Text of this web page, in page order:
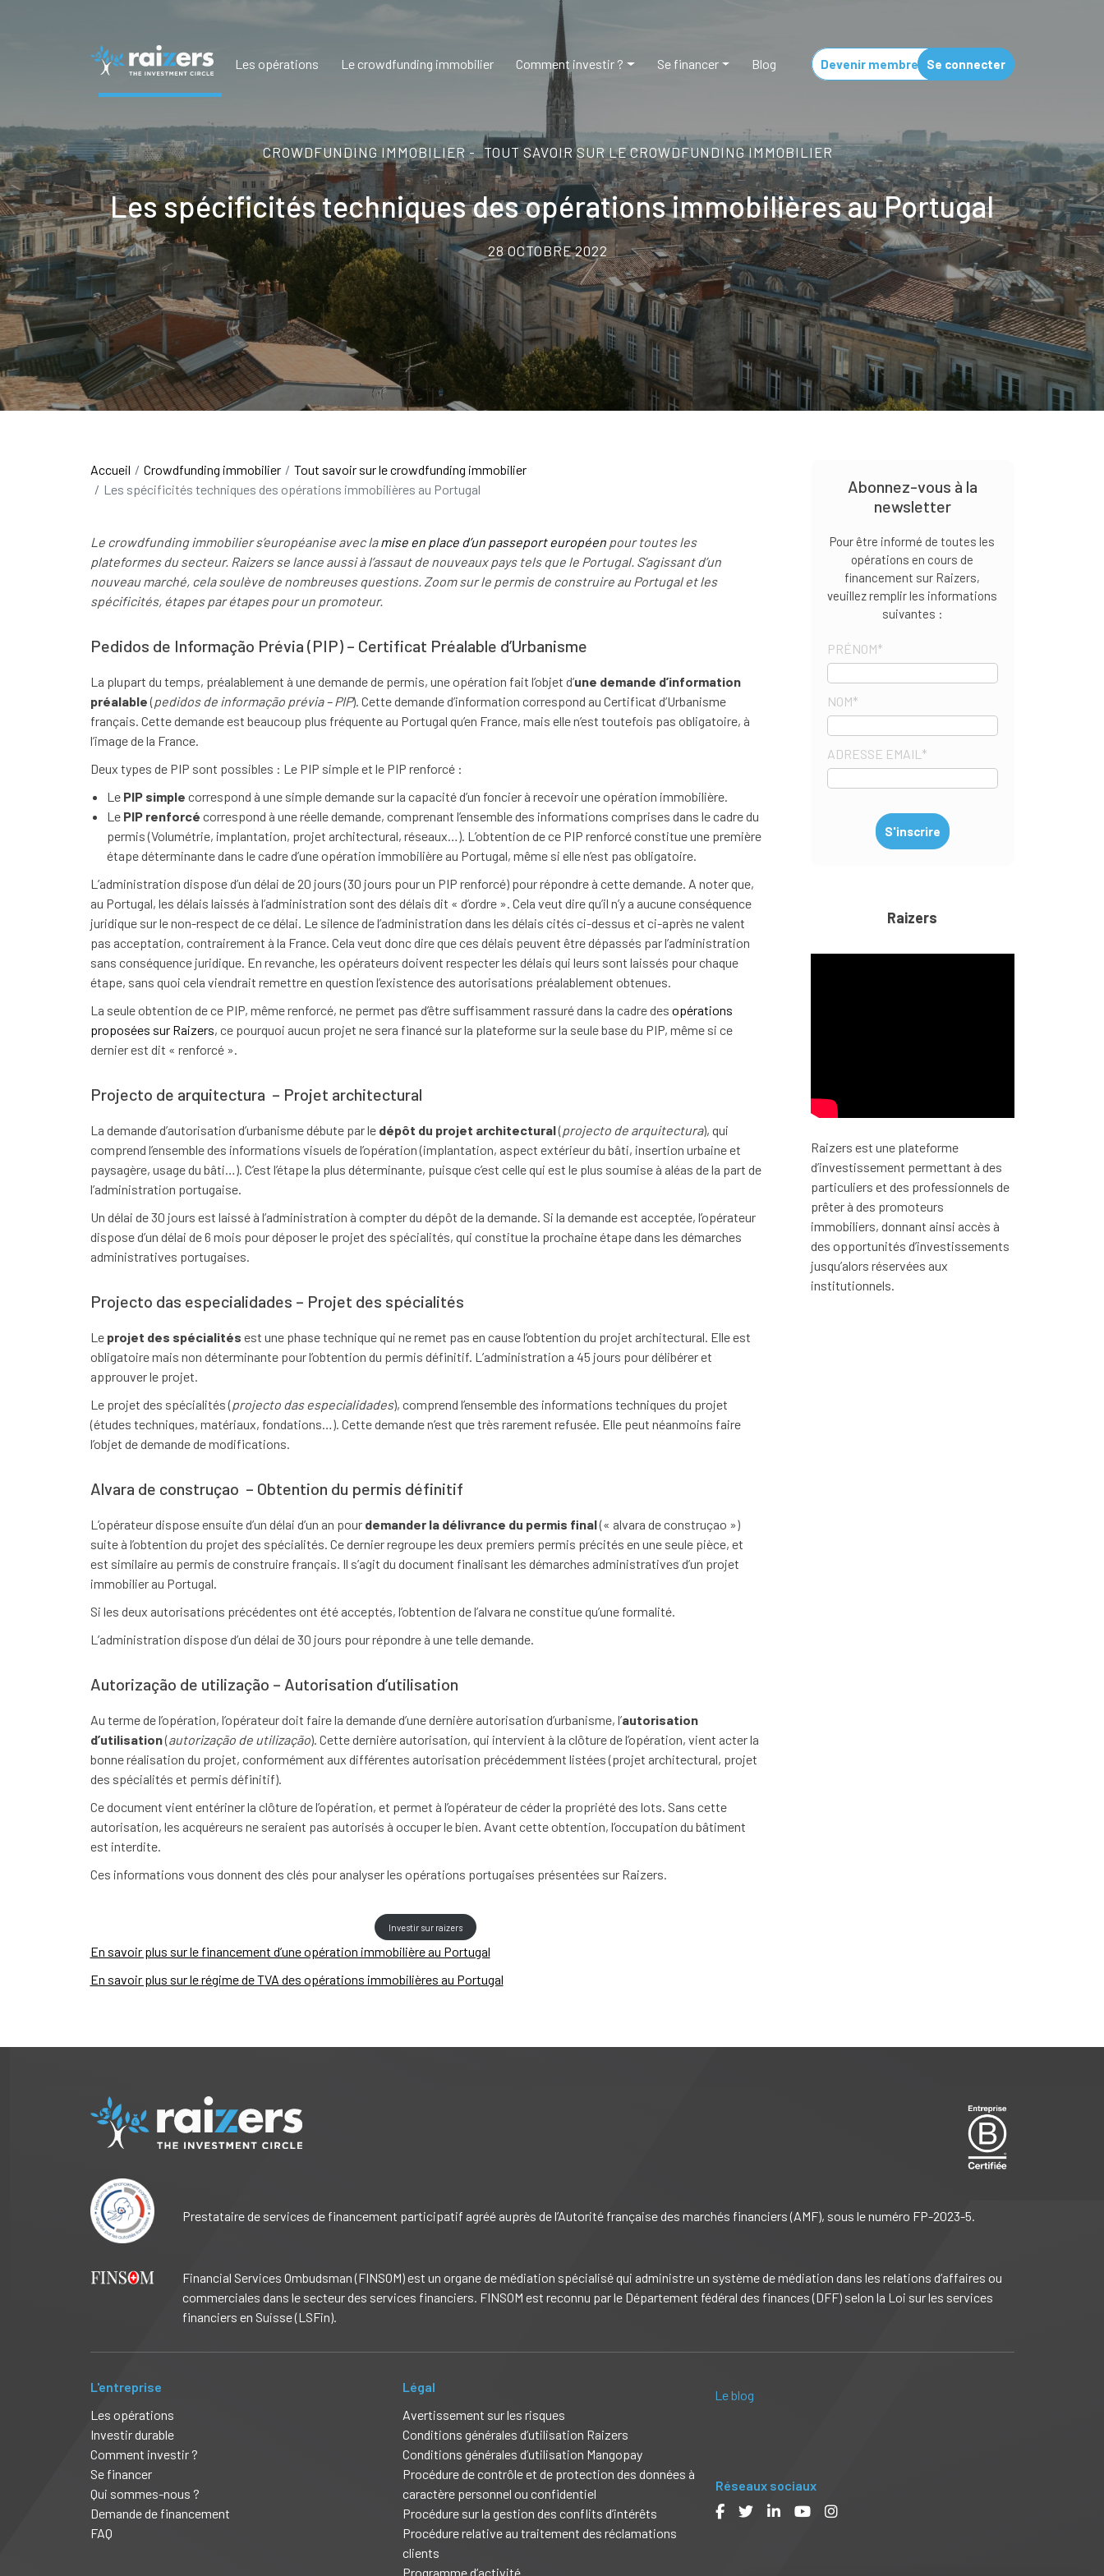
Les opérations Le crowdfunding immobilier Comment investir ? Se financer Blog Devenir membre Se connecter
CROWDFUNDING IMMOBILIER - TOUT SAVOIR SUR LE CROWDFUNDING IMMOBILIER
Les spécificités techniques des opérations immobilières au Portugal
28 OCTOBRE 2022
Accueil Crowdfunding immobilier
Tout savoir sur le crowdfunding immobilier
Les spécificités techniques des opérations immobilières au Portugal
Le crowdfunding immobilier s’européanise avec lamise en place d’un passeport européenpour toutes les
plateformes du secteur. Raizers se lance aussi à l’assaut de nouveaux pays tels que le Portugal. S’agissant d’un
nouveau marché, cela soulève de nombreuses questions. Zoom sur le permis de construire au Portugal et les
spécificités, étapes par étapes pour un promoteur.
Pedidos de Informação Prévia (PIP) – Certificat Préalable d’Urbanisme
La plupart du temps, préalablement à une demande de permis, une opération fait l’objet d’une demande d’information
préalable(pedidos de informação prévia – PIP). Cette demande d’information correspond au Certificat d’Urbanisme
français. Cette demande est beaucoup plus fréquente au Portugal qu’en France, mais elle n’est toutefois pas obligatoire, à
l’image de la France.
Deux types de PIP sont possibles : Le PIP simple et le PIP renforcé :
Le PIP simple correspond à une simple demande sur la capacité d’un foncier à recevoir une opération immobilière.
Le PIP renforcé correspond à une réelle demande, comprenant l’ensemble des informations comprises dans le cadre du
permis (Volumétrie, implantation, projet architectural, réseaux…). L’obtention de ce PIP renforcé constitue une première
étape déterminante dans le cadre d’une opération immobilière au Portugal, même si elle n’est pas obligatoire.
L’administration dispose d’un délai de 20 jours (30 jours pour un PIP renforcé) pour répondre à cette demande. A noter que,
au Portugal, les délais laissés à l’administration sont des délais dit « d’ordre ». Cela veut dire qu’il n’y a aucune conséquence
juridique sur le non-respect de ce délai. Le silence de l’administration dans les délais cités ci-dessus et ci-après ne valent
pas acceptation, contrairement à la France. Cela veut donc dire que ces délais peuvent être dépassés par l’administration
sans conséquence juridique. En revanche, les opérateurs doivent respecter les délais qui leurs sont laissés pour chaque
étape, sans quoi cela viendrait remettre en question l’existence des autorisations préalablement obtenues.
La seule obtention de ce PIP, même renforcé, ne permet pas d’être suffisamment rassuré dans la cadre des opérations
proposées sur Raizers, ce pourquoi aucun projet ne sera financé sur la plateforme sur la seule base du PIP, même si ce
dernier est dit « renforcé ».
Projecto de arquitectura – Projet architectural
La demande d’autorisation d’urbanisme débute par le dépôt du projet architectural(projecto de arquitectura), qui
comprend l’ensemble des informations visuels de l’opération (implantation, aspect extérieur du bâti, insertion urbaine et
paysagère, usage du bâti…). C’est l’étape la plus déterminante, puisque c’est celle qui est le plus soumise à aléas de la part de
l’administration portugaise.
Un délai de 30 jours est laissé à l’administration à compter du dépôt de la demande. Si la demande est acceptée, l’opérateur
dispose d’un délai de 6 mois pour déposer le projet des spécialités, qui constitue la prochaine étape dans les démarches
administratives portugaises.
Projecto das especialidades – Projet des spécialités
Le projet des spécialités est une phase technique qui ne remet pas en cause l’obtention du projet architectural. Elle est
obligatoire mais non déterminante pour l’obtention du permis définitif. L’administration a 45 jours pour délibérer et
approuver le projet.
Le projet des spécialités (projecto das especialidades), comprend l’ensemble des informations techniques du projet
(études techniques, matériaux, fondations…). Cette demande n’est que très rarement refusée. Elle peut néanmoins faire
l’objet de demande de modifications.
Alvara de construçao – Obtention du permis définitif
L’opérateur dispose ensuite d’un délai d’un an pour demander la délivrance du permis final(« alvara de construçao »)
suite à l’obtention du projet des spécialités. Ce dernier regroupe les deux premiers permis précités en une seule pièce, et
est similaire au permis de construire français. Il s’agit du document finalisant les démarches administratives d’un projet
immobilier au Portugal.
Si les deux autorisations précédentes ont été acceptés, l’obtention de l’alvara ne constitue qu’une formalité.
L’administration dispose d’un délai de 30 jours pour répondre à une telle demande.
Autorização de utilização – Autorisation d’utilisation
Au terme de l’opération, l’opérateur doit faire la demande d’une dernière autorisation d’urbanisme, l’autorisation
d’utilisation(autorização de utilização). Cette dernière autorisation, qui intervient à la clôture de l’opération, vient acter la
bonne réalisation du projet, conformément aux différentes autorisation précédemment listées (projet architectural, projet
des spécialités et permis définitif).
Ce document vient entériner la clôture de l’opération, et permet à l’opérateur de céder la propriété des lots. Sans cette
autorisation, les acquéreurs ne seraient pas autorisés à occuper le bien. Avant cette obtention, l’occupation du bâtiment
est interdite.
Ces informations vous donnent des clés pour analyser les opérations portugaises présentées sur Raizers.
Investir sur raizers
En savoir plus sur le financement d’une opération immobilière au Portugal
En savoir plus sur le régime de TVA des opérations immobilières au Portugal
Abonnez-vous à la
newsletter
Pour être informé de toutes les
opérations en cours de
financement sur Raizers,
veuillez remplir les informations
suivantes :
PRÉNOM*
NOM*
ADRESSE EMAIL *
Raizers
Raizers est une plateforme
d’investissement permettant à des
particuliers et des professionnels de
prêter à des promoteurs
immobiliers, donnant ainsi accès à
des opportunités d’investissements
jusqu’alors réservées aux
institutionnels.
Prestataire de services de financement participatif agréé auprès de l’Autorité française des marchés financiers (AMF), sous le numéro FP-2023-5.
Financial Services Ombudsman (FINSOM) est un organe de médiation spécialisé qui administre un système de médiation dans les relations d’affaires ou
commerciales dans le secteur des services financiers. FINSOM est reconnu par le Département fédéral des finances (DFF) selon la Loi sur les services
financiers en Suisse (LSFin).
L'entreprise
Les opérations
Investir durable
Comment investir ?
Se financer
Qui sommes-nous ?
Demande de financement
FAQ
Légal
Avertissement sur les risques
Conditions générales d’utilisation Raizers
Conditions générales d’utilisation Mangopay
Procédure de contrôle et de protection des données à
caractère personnel ou confidentiel
Procédure sur la gestion des conflits d’intérêts
Procédure relative au traitement des réclamations
clients
Programme d’activité
Le blog
Réseaux sociaux